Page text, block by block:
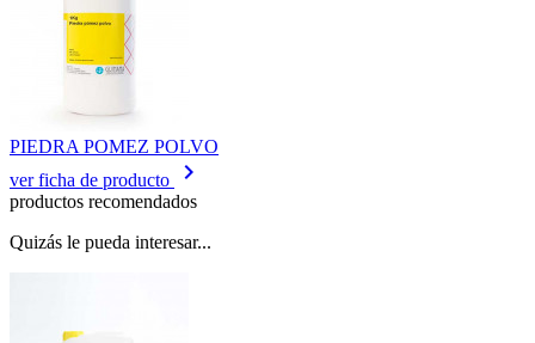
PIEDRA POMEZ POLVO
ver ficha de producto
keyboard_arrow_right
productos recomendados
Quizás le pueda interesar...